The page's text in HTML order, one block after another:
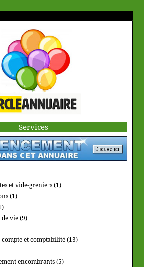
Services
et vide-greniers (1)
(1)
vie (9)
et comptabilité (13)
encombrants (5)